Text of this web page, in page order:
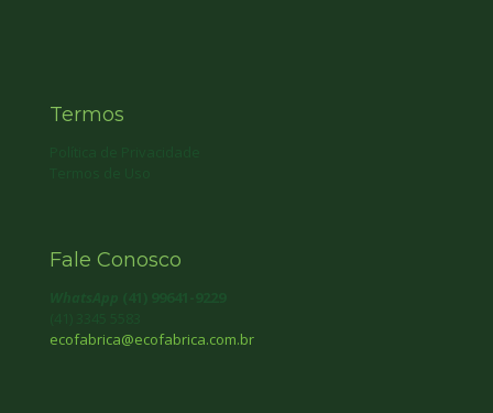
Termos
Fale Conosco
ecofabrica@ecofabrica.com.br